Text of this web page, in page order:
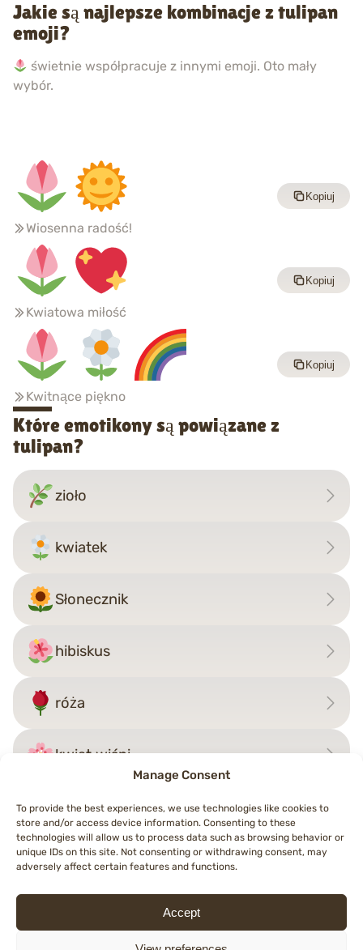
Manage Consent
To provide the best experiences, we use technologies like cookies to
store and/or access device information. Consenting to these
technologies will allow us to process data such as browsing behavior or
unique IDs on this site. Not consenting or withdrawing consent, may
adversely affect certain features and functions.
Accept
Jakie są najlepsze kombinacje z tulipan
emoji?
świetnie współpracuje z innymi emoji. Oto mały
wybór.
Wiosenna radość!
Kopiuj
Kwiatowa miłość
Kopiuj
Kwitnące piękno
Kopiuj
Które emotikony są powiązane z
tulipan?
zioło
kwiatek
Słonecznik
hibiskus
róża
kwiat wiśni
Nawigacja
wpisu
←ostra paprykakwiat wiśni→
Cookie Policy (EU)